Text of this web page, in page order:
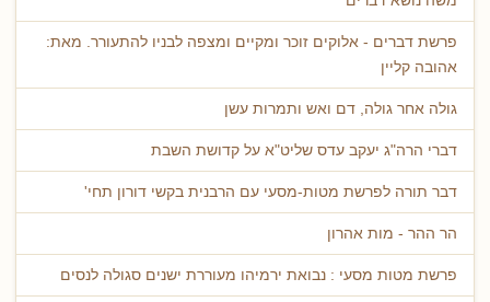
פרשת דברים - אלוקים זוכר ומקיים ומצפה לבניו להתעורר. מאת:
אהובה קליין
גולה אחר גולה, דם ואש ותמרות עשן
דברי הרה"ג יעקב עדס שליט"א על קדושת השבת
דבר תורה לפרשת מטות-מסעי עם הרבנית בקשי דורון תחי'
הר ההר - מות אהרון
פרשת מטות מסעי : נבואת ירמיהו מעוררת ישנים סגולה לנסים